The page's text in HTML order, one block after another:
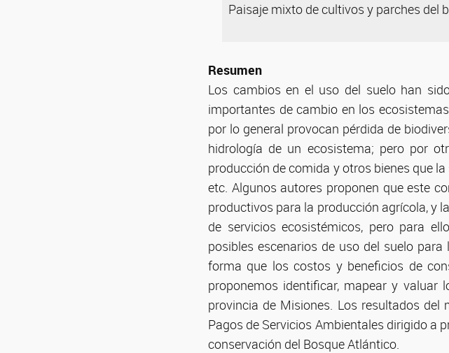
Paisaje mixto de cultivos y parches del
Resumen
Los cambios en el uso del suelo han
importantes de cambio en los
por lo general provocan pérdida de
hidrología de un ecosistema; pero por
producción de comida y otros bienes que
etc. Algunos autores proponen que este
productivos para la producción agrícola, y
de servicios ecosistémicos, pero para
posibles escenarios de uso del suelo
forma que los costos y beneficios de
proponemos identificar, mapear y valuar
provincia de Misiones. Los resultados
Pagos de Servicios Ambientales dirigido a
conservación del Bosque Atlántico.